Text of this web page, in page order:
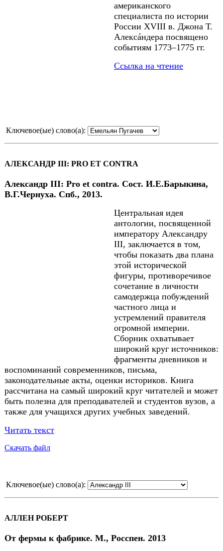
американского
специалиста по истории
России XVIII в. Джона Т.
Алексáндера посвящено
событиям 1773–1775 гг.
Ссылка на чтение
Ключевое(ые) слово(а):
АЛЕКСАНДР III: PRO ET CONTRA
Александр III: Pro et contra. Сост. И.Е.Барыкина,
В.Г.Чернуха. Спб., 2013.
Центральная идея
антологии, посвященной
императору Александру
III, заключается в том,
чтобы показать два плана
этой исторической
фигуры, противоречивое
сочетание в личности
самодержца побуждений
частного лица и
устремлений правителя
огромной империи.
Сборник охватывает
широкий круг источников:
фрагменты дневников и
воспоминаний современников, письма,
законодательные акты, оценки историков. Книга
рассчитана на самый широкий круг читателей и может
быть полезна для преподавателей и студентов вузов, а
также для учащихся других учебных заведений.
Читать текст
Скачать файл
Ключевое(ые) слово(а):
АЛЛЕН РОБЕРТ
От фермы к фабрике. М., Росспен. 2013